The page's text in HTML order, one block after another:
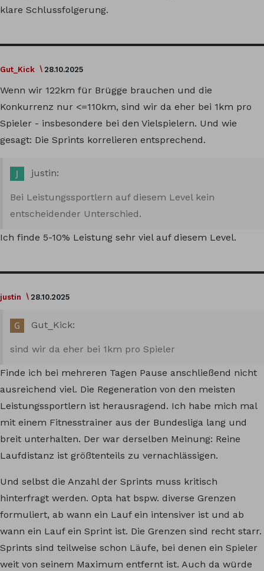
klare Schlussfolgerung.
Gut_Kick 28.10.2025
Wenn wir 122km für Brügge brauchen und die
Konkurrenz nur <=110km, sind wir da eher bei 1km pro
Spieler - insbesondere bei den Vielspielern. Und wie
gesagt: Die Sprints korrelieren entsprechend.
justin:
Bei Leistungssportlern auf diesem Level kein
entscheidender Unterschied.
Ich finde 5-10% Leistung sehr viel auf diesem Level.
justin 28.10.2025
Gut_Kick:
sind wir da eher bei 1km pro Spieler
Finde ich bei mehreren Tagen Pause anschließend nicht
ausreichend viel. Die Regeneration von den meisten
Leistungssportlern ist herausragend. Ich habe mich mal
mit einem Fitnesstrainer aus der Bundesliga lang und
breit unterhalten. Der war derselben Meinung: Reine
Laufdistanz ist größtenteils zu vernachlässigen.
Und selbst die Anzahl der Sprints muss kritisch
hinterfragt werden. Opta hat bspw. diverse Grenzen
formuliert, ab wann ein Lauf ein intensiver ist und ab
wann ein Lauf ein Sprint ist. Die Grenzen sind recht starr.
Sprints sind teilweise schon Läufe, bei denen ein Spieler
weit von seinem Maximum entfernt ist. Auch da würde